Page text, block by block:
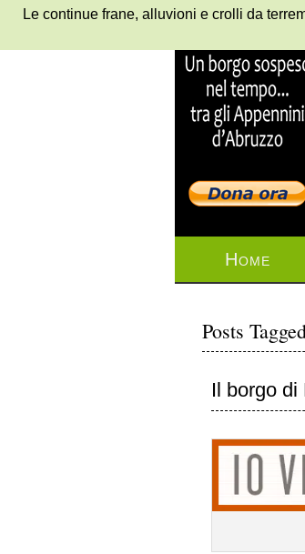
Home
Posts
Il borgo di
Le continue frane, alluvioni e crolli da